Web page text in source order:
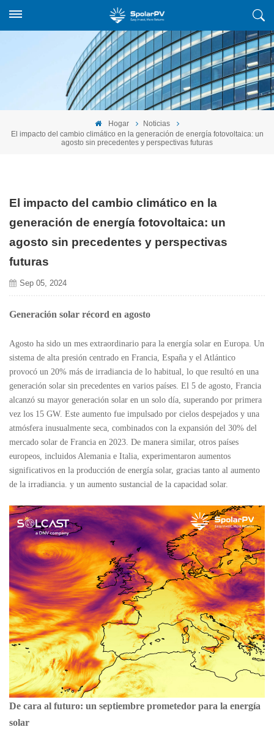
Hogar
Noticias
El impacto del cambio climático en la generación de energía fotovoltaica: un
agosto sin precedentes y perspectivas futuras
El impacto del cambio climático en la
generación de energía fotovoltaica: un
agosto sin precedentes y perspectivas
futuras
Sep 05, 2024
Generación solar récord en agosto
Agosto ha sido un mes extraordinario para la energía solar en Europa. Un
sistema de alta presión centrado en Francia, España y el Atlántico
provocó un 20% más de irradiancia de lo habitual, lo que resultó en una
generación solar sin precedentes en varios países. El 5 de agosto, Francia
alcanzó su mayor generación solar en un solo día, superando por primera
vez los 15 GW. Este aumento fue impulsado por cielos despejados y una
atmósfera inusualmente seca, combinados con la expansión del 30% del
mercado solar de Francia en 2023. De manera similar, otros países
europeos, incluidos Alemania e Italia, experimentaron aumentos
significativos en la producción de energía solar, gracias tanto al aumento
de la irradiancia. y un aumento sustancial de la capacidad solar.
De cara al futuro: un septiembre prometedor para la energía
solar